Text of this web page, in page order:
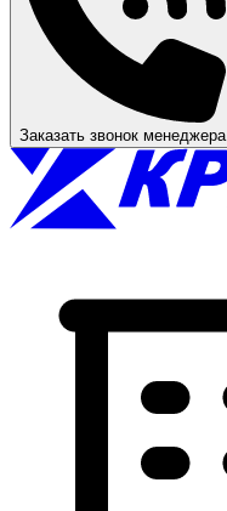
Заказать звонок менеджера